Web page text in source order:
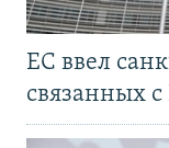
ЕС ввел
связанных